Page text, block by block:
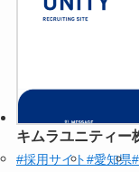
キムラユニティー
#採用サイト#愛知県